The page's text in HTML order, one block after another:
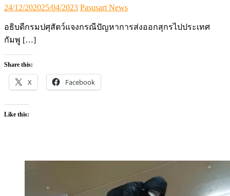
Posted
24/12/202025/04/2023 Author
Pasusart News
อธิบดีกรมปศุสัตว์แจงกรณีปัญหาการส่งออกสุกรไปประเทศ
กัมพู […]
Share this:
X Facebook
Like this: